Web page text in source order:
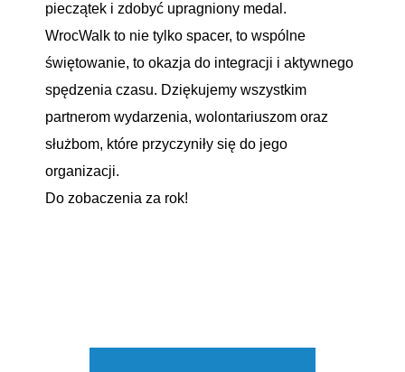
pieczątek i zdobyć upragniony medal.
WrocWalk to nie tylko spacer, to wspólne
świętowanie, to okazja do integracji i aktywnego
spędzenia czasu. Dziękujemy wszystkim
partnerom wydarzenia, wolontariuszom oraz
służbom, które przyczyniły się do jego
organizacji.
Do zobaczenia za rok!